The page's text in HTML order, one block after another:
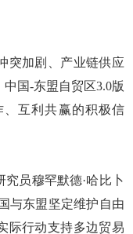
加剧、产业链供应
国-东盟自贸区3.0版
互利共赢的积极信
员穆罕默德·哈比卜
与东盟坚定维护自由
际行动支持多边贸易